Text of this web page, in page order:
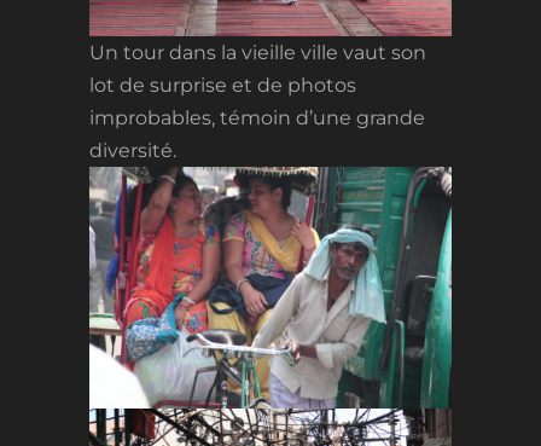
Un tour dans la vieille ville vaut son
lot de surprise et de photos
improbables, témoin d’une grande
diversité.